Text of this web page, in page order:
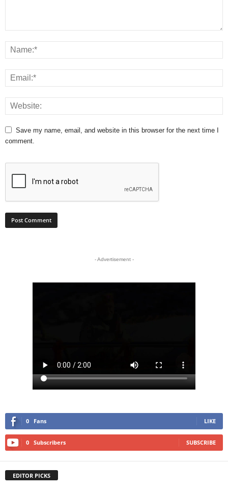
Save my name, email, and website in this browser for the next time I
comment.
- Advertisement -
0 Fans LIKE
0 Subscribers SUBSCRIBE
EDITOR PICKS